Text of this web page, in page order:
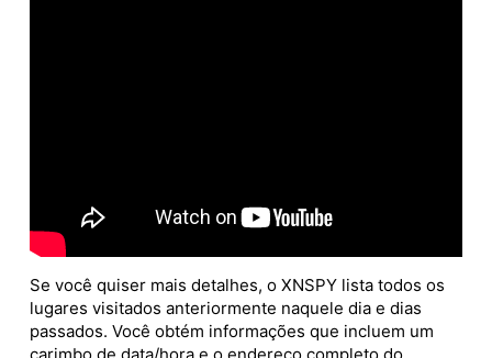
Se você quiser mais detalhes, o XNSPY lista todos os
lugares visitados anteriormente naquele dia e dias
passados. Você obtém informações que incluem um